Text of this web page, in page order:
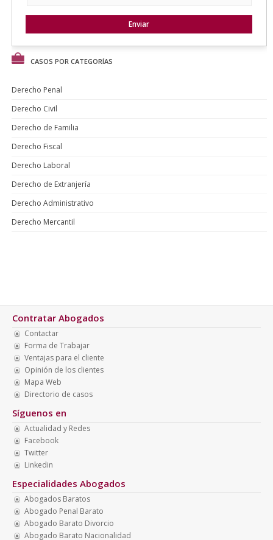
CASOS POR CATEGORÍAS
Derecho Penal
Derecho Civil
Derecho de Familia
Derecho Fiscal
Derecho Laboral
Derecho de Extranjería
Derecho Administrativo
Derecho Mercantil
Contratar Abogados
Contactar
Forma de Trabajar
Ventajas para el cliente
Opinión de los clientes
Mapa Web
Directorio de casos
Síguenos en
Actualidad y Redes
Facebook
Twitter
Linkedin
Especialidades Abogados
Abogados Baratos
Abogado Penal Barato
Abogado Barato Divorcio
Abogado Barato Nacionalidad